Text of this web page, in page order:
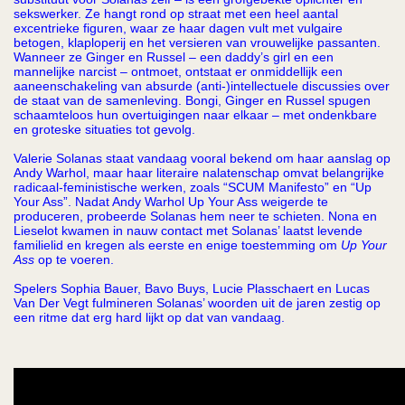
sekswerker. Ze hangt rond op straat met een heel aantal
excentrieke figuren, waar ze haar dagen vult met vulgaire
betogen, klaploperij en het versieren van vrouwelijke passanten.
Wanneer ze Ginger en Russel – een daddy’s girl en een
mannelijke narcist – ontmoet, ontstaat er onmiddellijk een
aaneenschakeling van absurde (anti-)intellectuele discussies over
de staat van de samenleving. Bongi, Ginger en Russel spugen
schaamteloos hun overtuigingen naar elkaar – met ondenkbare
en groteske situaties tot gevolg.
Valerie Solanas staat vandaag vooral bekend om haar aanslag op
Andy Warhol, maar haar literaire nalatenschap omvat belangrijke
radicaal-feministische werken, zoals “SCUM Manifesto” en “Up
Your Ass”. Nadat Andy Warhol Up Your Ass weigerde te
produceren, probeerde Solanas hem neer te schieten. Nona en
Lieselot kwamen in nauw contact met Solanas’ laatst levende
familielid en kregen als eerste en enige toestemming om Up Your
Ass op te voeren.
Spelers Sophia Bauer, Bavo Buys, Lucie Plasschaert en Lucas
Van Der Vegt fulmineren Solanas’ woorden uit de jaren zestig op
een ritme dat erg hard lijkt op dat van vandaag.